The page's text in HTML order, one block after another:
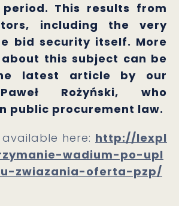
This results from
including the very
bid security itself. More
this subject can be
latest article by our
Rożyński, who
public procurement law.
here: http://lexpl
wadium-po-upl
zwiazania-oferta-pzp/